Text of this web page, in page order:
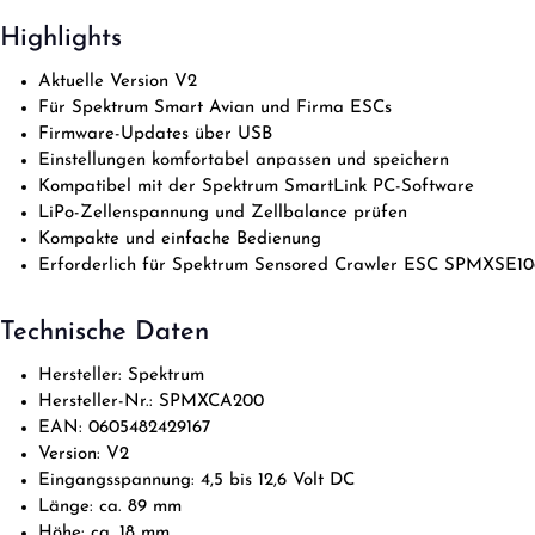
Highlights
Aktuelle Version V2
Für Spektrum Smart Avian und Firma ESCs
Firmware-Updates über USB
Einstellungen komfortabel anpassen und speichern
Kompatibel mit der Spektrum SmartLink PC-Software
LiPo-Zellenspannung und Zellbalance prüfen
Kompakte und einfache Bedienung
Erforderlich für Spektrum Sensored Crawler ESC
Technische Daten
Hersteller: Spektrum
Hersteller-Nr.: SPMXCA200
EAN: 0605482429167
Version: V2
Eingangsspannung: 4,5 bis 12,6 Volt DC
Länge: ca. 89 mm